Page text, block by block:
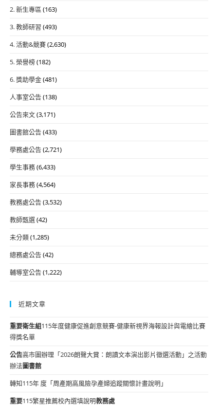
2. 新生專區 (163)
3. 教師研習 (493)
4. 活動&競賽(2,630)
5. 榮譽榜(182)
6. 獎助學金(481)
人事室公告(138)
公告來文(3,171)
圖書館公告(433)
學務處公告(2,721)
學生事務(6,433)
家長事務(4,564)
教務處公告(3,532)
教師甄選(42)
未分類(1,285)
總務處公告(42)
輔導室公告(1,222)
近期文章
重要衛生組115年度健康促進創意競賽-健康新視界海報設計與電繪比賽
得獎名單
公告高市圖辦理「2026朗聲大賞：朗讀文本演出影片徵選活動」之活動
辦法圖書館
轉知115年 度「周產期高風險孕產婦追蹤關懷計畫說明」
重要115繁星推薦校內選填說明教務處